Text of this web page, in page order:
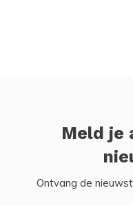
Meld je
Ontvang de